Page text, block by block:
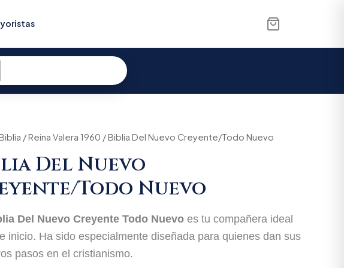
/Reina Valera 1960 / Biblia Del Nuevo Creyente/Todo Nuevo
Del Nuevo
Todo Nuevo
Del Nuevo Creyente Todo Nuevo es tu compañera ideal
inicio. Ha sido especialmente diseñada para quienes dan sus
pasos en el cristianismo.
Todo